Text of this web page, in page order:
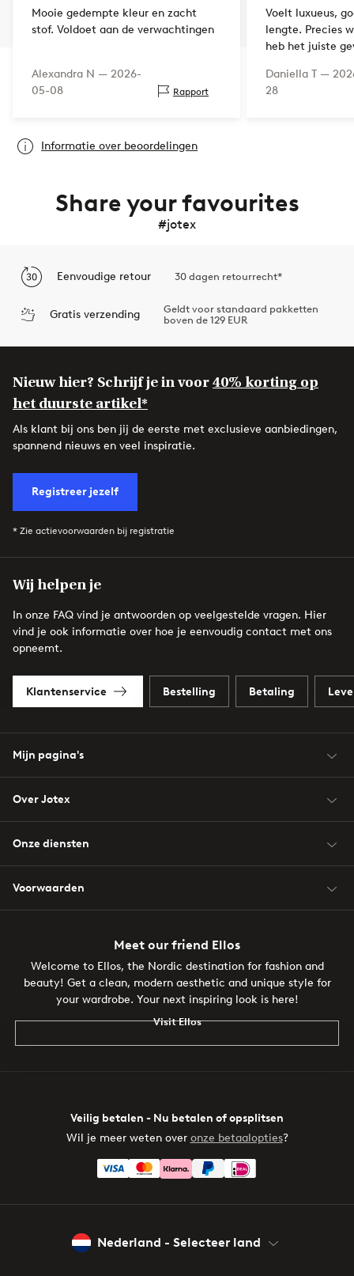
Mooie gedempte kleur en zacht
stof. Voldoet aan de verwachtingen
Alexandra N — 2026-
05-08
Rapport
Voelt luxueus,
lengte. Precies
heb het juiste
Daniella T —
28
Informatie over beoordelingen
Share your favourites
#jotex
Eenvoudige retour 30 dagen retourrecht*
Gratis verzending
Geldt voor standaard pakketten
boven de 129 EUR
Nieuw hier? Schrijf je in voor40% korting op
het duurste artikel*
Als klant bij ons ben jij de eerste met exclusieve aanbiedingen,
spannend nieuws en veel inspiratie.
Registreer jezelf
* Zie actievoorwaarden bij registratie
Wij helpen je
In onze FAQ vind je antwoorden op veelgestelde vragen. Hier
vind je ook informatie over hoe je eenvoudig contact met ons
opneemt.
Klantenservice Bestelling Betaling
Mijn pagina's
Over Jotex
Onze diensten
Voorwaarden
Meet our friend Ellos
Welcome to Ellos, the Nordic destination for fashion and
beauty! Get a clean, modern aesthetic and unique style for
your wardrobe. Your next inspiring look is here!
Visit Ellos
Veilig betalen - Nu betalen of opsplitsen
Wil je meer weten over onze betaalopties?
Nederland - Selecteer land